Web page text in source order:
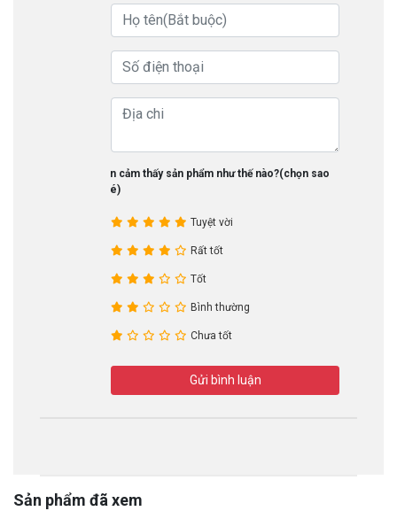
Bạn cảm thấy sản phẩm như thế nào?(chọn sao
nhé)
Tuyệt vời
Rất tốt
Tốt
Bình thường
Chưa tốt
Gửi bình luận
Sản phẩm đã xem